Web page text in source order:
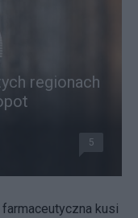
regionach
5
kusi